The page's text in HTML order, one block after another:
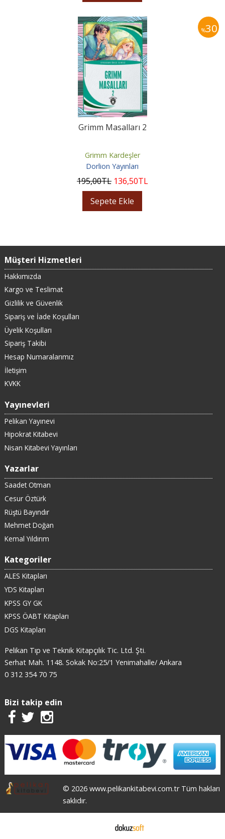
%30
Grimm Masalları 2
Grimm Kardeşler
Dorlion Yayınları
195,00TL 136,50TL
Sepete Ekle
Müşteri Hizmetleri
Hakkımızda
Kargo ve Teslimat
Gizlilik ve Güvenlik
Sipariş ve İade Koşulları
Üyelik Koşulları
Sipariş Takibi
Hesap Numaralarımız
İletişim
KVKK
Yayınevleri
Pelikan Yayınevi
Hipokrat Kitabevi
Nisan Kitabevi Yayınları
Yazarlar
Saadet Otman
Cesur Öztürk
Rüştü Bayındır
Mehmet Doğan
Kemal Yıldırım
Kategoriler
ALES Kitapları
YDS Kitapları
KPSS GY GK
KPSS ÖABT Kitapları
DGS Kitapları
Pelikan Tıp ve Teknik Kitapçılık Tic. Ltd. Şti.
Serhat Mah. 1148. Sokak No:25/1 Yenimahalle/ Ankara
0 312 354 70 75
Bizi takip edin
© 2026 www.pelikankitabevi.com.tr Tüm hakları
saklıdır.